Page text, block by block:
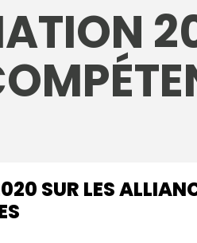
JUILLET 24, 2026
SUR LES